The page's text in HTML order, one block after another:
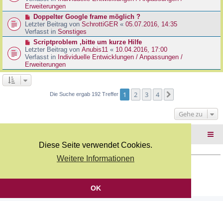
Diese Seite verwendet Cookies.
Weitere Informationen
OK
i
t
a
g
e
r
B
e
i
r
a
g
Erweiterungen
N
e
u
e
r
B
e
i
t
r
Doppelter Google frame möglich ?
Letzter Beitrag von SchrottiGER « 05.07.2016, 14:35
Verfasst in Sonstiges
N
e
u
e
r
e
g
Scriptproblem ,bitte um kurze Hilfe
Letzter Beitrag von Anubis11 « 10.04.2016, 17:00
Verfasst in Individuelle Entwicklungen / Anpassungen /
Erweiterungen
Die Suche ergab 192 Treffer 1 2 3 4
Gehe zu
Deutsche Übersetzung durchphpBB.de